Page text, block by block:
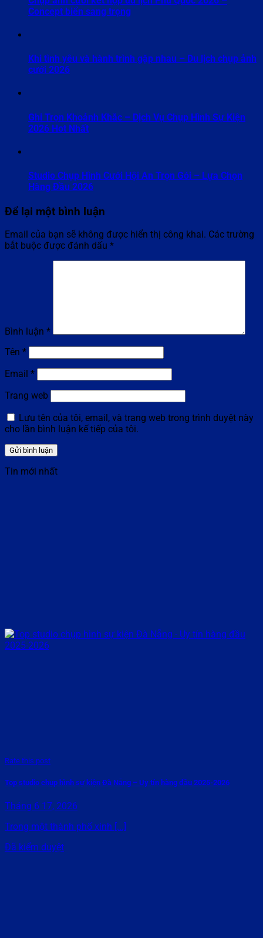
Concept biển sang trọng
Khi tình yêu và hành trình gặp nhau – Du lịch chụp ảnh
cưới 2026
Ghi Trọn Khoảnh Khắc – Dịch Vụ Chụp Hình Sự Kiện
2026 Hot Nhất
Studio Chụp Hình Cưới Hội An Trọn Gói – Lựa Chọn
Hàng Đầu 2026
Để lại một bình luận
Email của bạn sẽ không được hiển thị công khai. Các trường
bắt buộc được đánh dấu *
Bình luận *
Tên *
Email *
Trang web
Lưu tên của tôi, email, và trang web trong trình duyệt này
cho lần bình luận kế tiếp của tôi.
Tin mới nhất
Rate this post
Top studio chụp hình sự kiện Đà Nẵng – Uy tín hàng đầu 2025-2026
Tháng 6 17, 2026
Trong một thành phố xinh [...]
Đã kiểm duyệt